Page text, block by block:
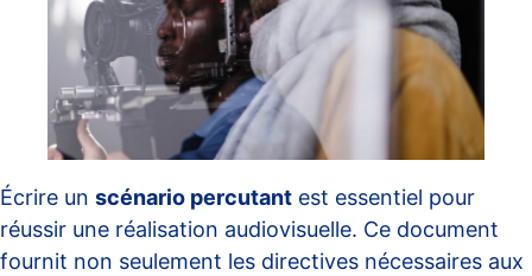
Écrire un scénario percutant est essentiel pour
réussir une réalisation audiovisuelle. Ce document
fournit non seulement les directives nécessaires aux